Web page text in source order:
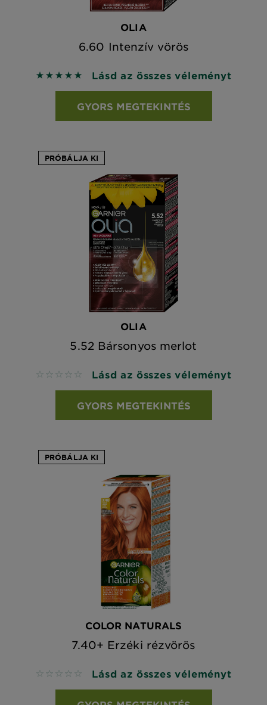
OLIA
6.60 Intenzív vörös
5 out of 5 stars based on reviews
Lásd az összes véleményt
GYORS MEGTEKINTÉS
PRÓBÁLJA KI
OLIA
5.52 Bársonyos merlot
No reviews Lásd az összes véleményt
GYORS MEGTEKINTÉS
PRÓBÁLJA KI
COLOR NATURALS
7.40+ Erzéki rézvörös
No reviews Lásd az összes véleményt